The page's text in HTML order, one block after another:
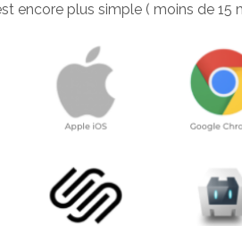
encore plus simple ( moins de 15